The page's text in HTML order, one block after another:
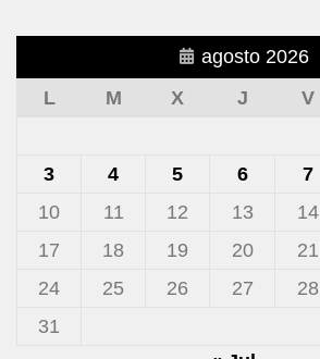
agosto 2026
L
M X J V
3
4 5 6 7
10
11 12 13 14
17
18 19 20 21
24
25 26 27 28
31